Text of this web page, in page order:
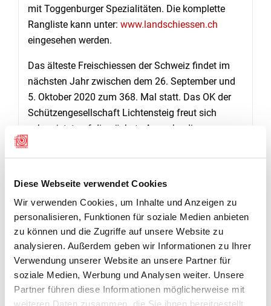
Diese Webseite verwendet Cookies
Wir verwenden Cookies, um Inhalte und Anzeigen zu
personalisieren, Funktionen für soziale Medien anbieten
zu können und die Zugriffe auf unsere Website zu
analysieren. Außerdem geben wir Informationen zu Ihrer
Verwendung unserer Website an unsere Partner für
soziale Medien, Werbung und Analysen weiter. Unsere
Partner führen diese Informationen möglicherweise mit
weiteren Daten zusammen, die Sie ihnen bereitgestellt
mit Toggenburger Spezialitäten. Die komplette
Rangliste kann unter: www.landschiessen.ch
eingesehen werden.
Das älteste Freischiessen der Schweiz findet im
nächsten Jahr zwischen dem 26. September und
5. Oktober 2020 zum 368. Mal statt. Das OK der
Schützengesellschaft Lichtensteig freut sich
schon jetzt auf die nächste Ausgabe dieses
und Teilnehmern mit tollem Schiesswetter.